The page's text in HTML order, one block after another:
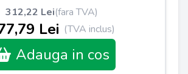
312,22 Lei(fara TVA)
Lei (TVA inclus)
Adauga in cos